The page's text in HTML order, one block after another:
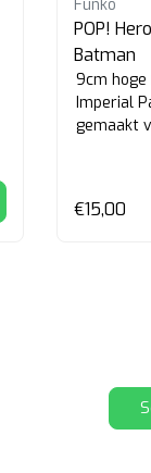
Funko
POP!
Batman
9cm hoge
Imperial
gemaakt
€15,00